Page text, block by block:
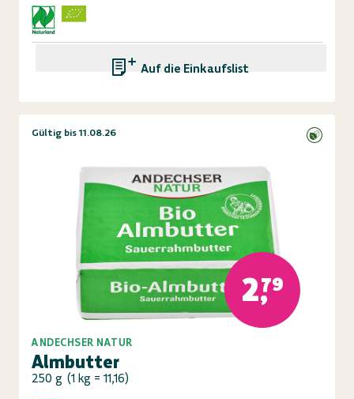
Auf die Einkaufsliste
Gültig bis 11.08.26
2,79
ANDECHSER NATUR
Almbutter
250 g (1 kg = 11,16)